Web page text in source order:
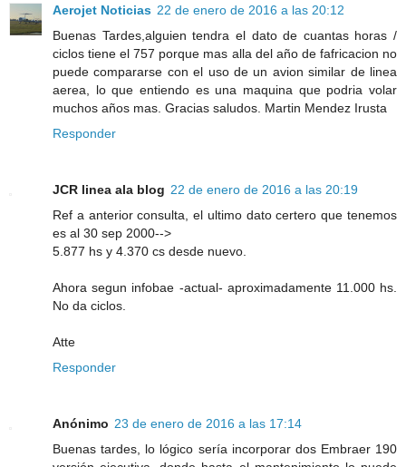
Aerojet Noticias 22 de enero de 2016 a las 20:12
Buenas Tardes,alguien tendra el dato de cuantas horas /
ciclos tiene el 757 porque mas alla del año de fafricacion no
puede compararse con el uso de un avion similar de linea
aerea, lo que entiendo es una maquina que podria volar
muchos años mas. Gracias saludos. Martin Mendez Irusta
Responder
JCR linea ala blog 22 de enero de 2016 a las 20:19
Ref a anterior consulta, el ultimo dato certero que tenemos
es al 30 sep 2000-->
5.877 hs y 4.370 cs desde nuevo.
Ahora segun infobae -actual- aproximadamente 11.000 hs.
No da ciclos.
Atte
Responder
Anónimo 23 de enero de 2016 a las 17:14
Buenas tardes, lo lógico sería incorporar dos Embraer 190